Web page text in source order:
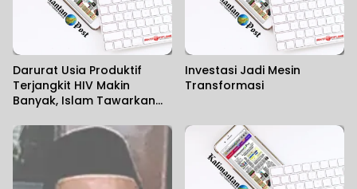
Darurat Usia Produktif
Terjangkit HIV Makin
Banyak, Islam Tawarkan
Investasi Jadi Mesin
Transformasi